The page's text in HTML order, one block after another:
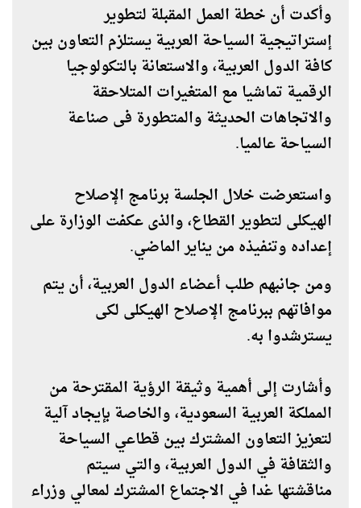
وأكدت أن خطة العمل المقبلة لتطوير
إستراتيجية السياحة العربية يستلزم التعاون بين
كافة الدول العربية، والاستعانة بالتكولوجيا
الرقمية تماشيا مع المتغيرات المتلاحقة
والاتجاهات الحديثة والمتطورة فى صناعة
السياحة عالميا.
واستعرضت خلال الجلسة برنامج الإصلاح
الهيكلى لتطوير القطاع، والذى عكفت الوزارة على
إعداده وتنفيذه من يناير الماضي.
ومن جانبهم طلب أعضاء الدول العربية، أن يتم
موافاتهم ببرنامج الإصلاح الهيكلى لكى
يسترشدوا به.
وأشارت إلى أهمية وثيقة الرؤية المقترحة من
المملكة العربية السعودية، والخاصة بإيجاد آلية
لتعزيز التعاون المشترك بين قطاعي السياحة
والثقافة في الدول العربية، والتي سيتم
مناقشتها غدا في الاجتماع المشترك لمعالي وزراء